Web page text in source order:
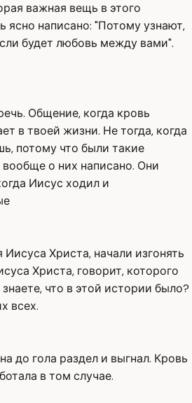
важная вещь в этого
ясно написано: "Потому узнают,
будет любовь между вами".
Общение, когда кровь
в твоей жизни. Не тогда, когда
потому что были такие
о них написано. Они
Иисус ходил и
Христа, начали изгонять
Христа, говорит, которого
что в этой истории было?
всех.
до гола раздел и выгнал. Кровь
в том случае.